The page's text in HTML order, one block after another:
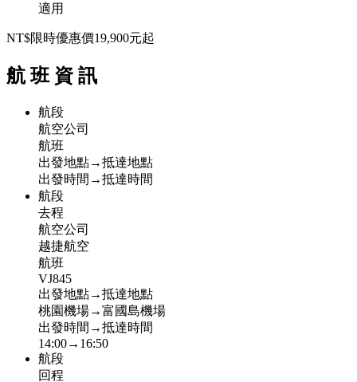
適用
NT$限時優惠價19,900元起
航 班 資 訊
航段
航空公司
航班
出發地點→抵達地點
出發時間→抵達時間
航段
去程
航空公司
越捷航空
航班
VJ845
出發地點→抵達地點
桃園機場→富國島機場
出發時間→抵達時間
14:00→16:50
航段
回程